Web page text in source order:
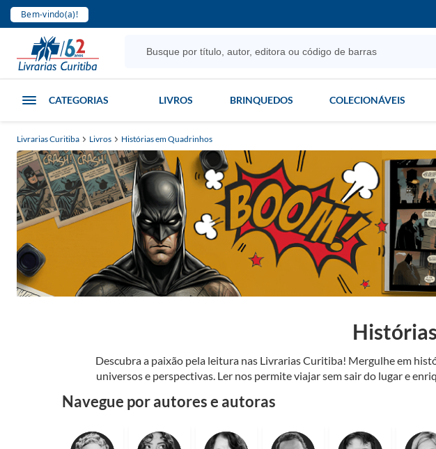
Bem-vindo(a)!
CATEGORIAS LIVROS BRINQUEDOS COLECIONÁVEIS
Livrarias Curitiba Livros Histórias em Quadrinhos
Descubra a paixão pela leitura nas Livrarias Curitiba! Mergulhe em
universos e perspectivas. Ler nos permite viajar sem sair do lugar e
aqui para ajudar a transformar a
Navegue por autores e autoras